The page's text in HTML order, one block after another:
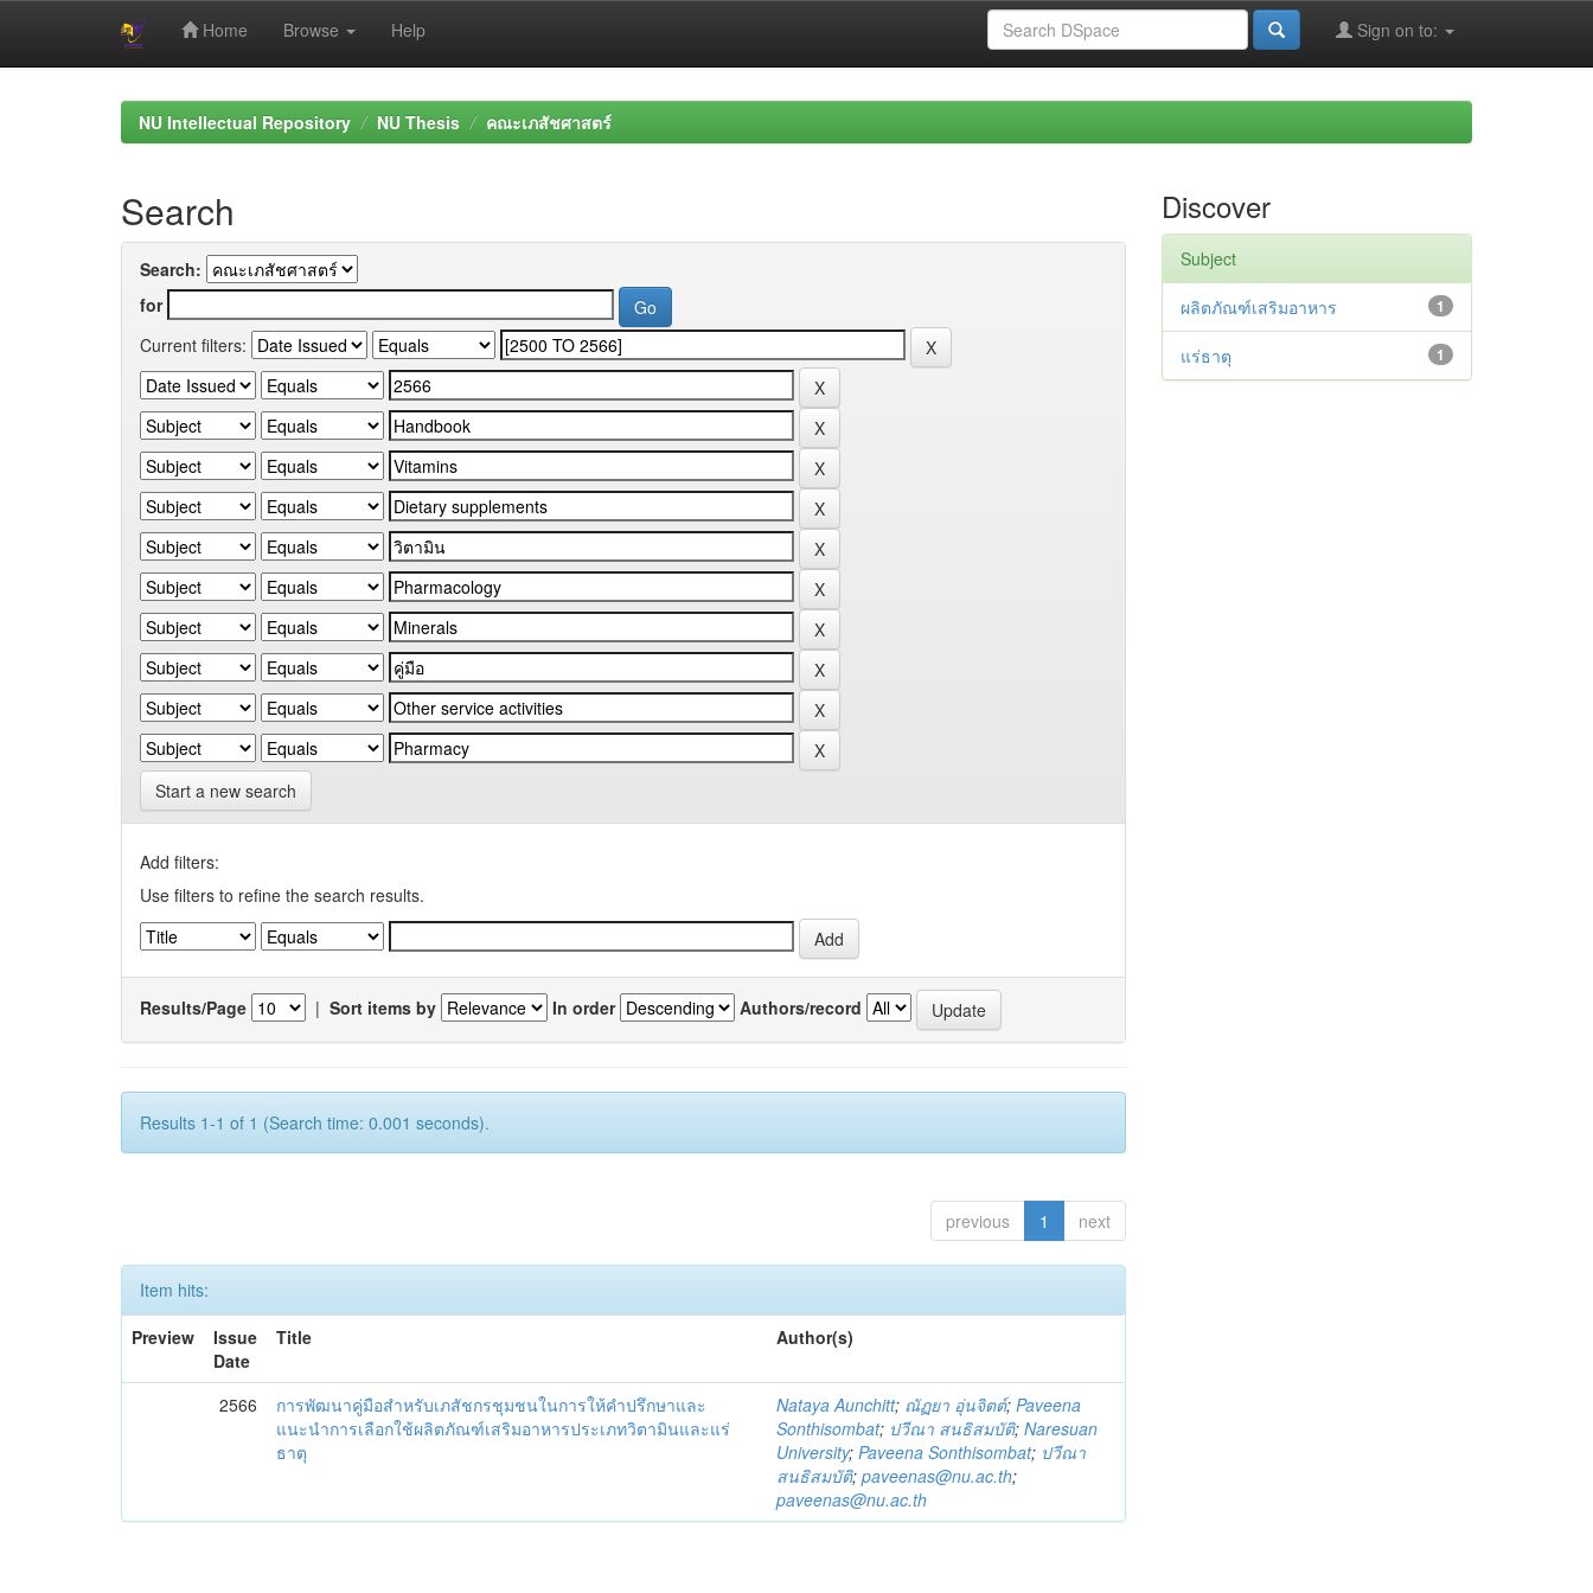
Home Browse Help Sign on to:
NU Intellectual Repository NU Thesis คณะเภสัชศาสตร์
Search
Search:
for
Current filters:
Start a new search
Add filters:
Use filters to refine the search results.
Results/Page | Sort items by In order Authors/record
Results 1-1 of 1 (Search time: 0.001 seconds).
previous 1 next
Item hits:
Preview
Issue
Date
Title Author(s)
2566
การพัฒนาคู่มือสำหรับเภสัชกรชุมชนในการให้คำปรึกษาและ
แนะนำการเลือกใช้ผลิตภัณฑ์เสริมอาหารประเภทวิตามินและแร่
ธาตุ
Nataya Aunchitt; ณัฏยา อุ่นจิตต์;Paveena
Sonthisombat; ปวีณา สนธิสมบัติ;Naresuan
University;Paveena Sonthisombat; ปวีณา
สนธิสมบัติ;paveenas@nu.ac.th;
paveenas@nu.ac.th
Discover
Subject
1
ผลิตภัณฑ์เสริมอาหาร
1
แร่ธาตุ